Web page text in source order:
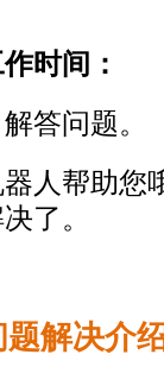
时间：
答问题。
人帮助您
了。
解决介